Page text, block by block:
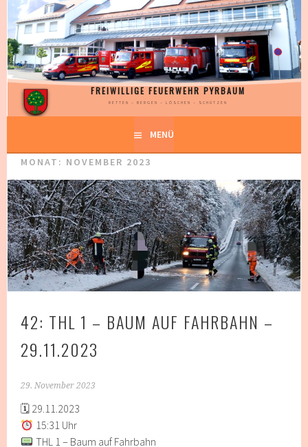
Springe
zum
Inhalt
FREIWILLIGE FEUERWEHR PYRBAUM
RETTEN – BERGEN – LÖSCHEN – SCHÜTZEN
MENÜ
MONAT: NOVEMBER 2023
42: THL 1 – BAUM AUF FAHRBAHN –
29.11.2023
29. November 2023
🗓 29.11.2023
15:31 Uhr
THL 1 – Baum auf Fahrbahn